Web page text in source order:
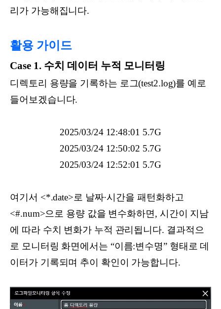
리가 가능해집니다.
활용 가이드
Case 1. 수치 데이터 누적 모니터링
디렉토리 용량을 기록하는 로그(test2.log)를 예로
들어보겠습니다.
2025/03/24 12:48:01 5.7G
2025/03/24 12:50:02 5.7G
2025/03/24 12:52:01 5.7G
여기서 <*.date>로 날짜·시간을 패턴화하고
<#.num>으로 용량 값을 변수화하면, 시간이 지남
에 따라 수치 변화가 누적 관리됩니다. 결과적으
로 모니터링 화면에서는 “이름:변수명” 형태로 데
이터가 기록되며 추이 확인이 가능합니다.